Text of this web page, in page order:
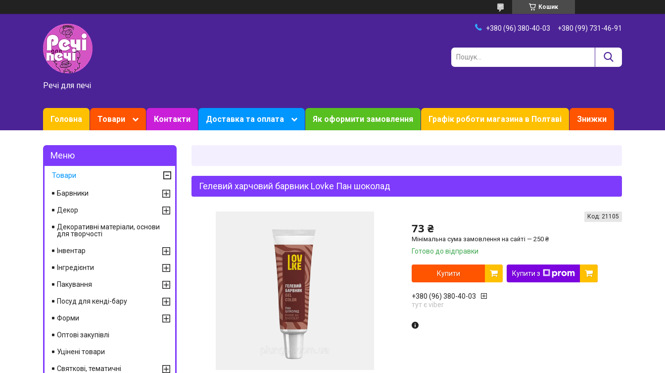
Кошик
Речі для печі
+380 (96) 380-40-03 +380 (99) 731-46-91
Головна Товари Контакти Доставка та оплата Як оформити замовлення Графік роботи магазина в Полтаві Знижки
Гелевий харчовий барвник Lovke Пан шоколад
73 ₴
Мінімальна сума замовлення на сайті — 250 ₴
Готово до відправки
Код: 21105
Купити Купити з
+380 (96) 380-40-03
тут є viber
Товари
Барвники
Декор
Декоративні матеріали, основи
для творчості
Інвентар
Інгредієнти
Пакування
Посуд для кенді-бару
Форми
Оптові закупівлі
Уцінені товари
Святкові, тематичні